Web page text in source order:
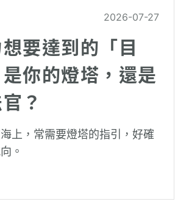
2026-07-27
要達到的「目
你的燈塔，還是
？
上，常需要燈塔的指引，好確
。